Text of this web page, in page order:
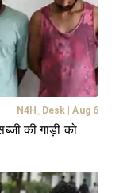
N4H_Desk | Aug 6
की गाड़ी को